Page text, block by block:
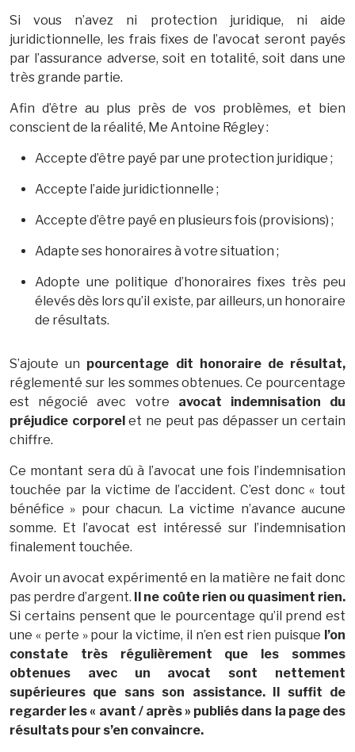
Si vous n’avez ni protection juridique, ni aide
juridictionnelle, les frais fixes de l’avocat seront payés
par l’assurance adverse, soit en totalité, soit dans une
très grande partie.
Afin d’être au plus près de vos problèmes, et bien
conscient de la réalité, Me Antoine Régley :
Accepte d’être payé par une protection juridique ;
Accepte l’aide juridictionnelle ;
Accepte d’être payé en plusieurs fois (provisions) ;
Adapte ses honoraires à votre situation ;
Adopte une politique d’honoraires fixes très peu
élevés dès lors qu’il existe, par ailleurs, un honoraire
de résultats.
S’ajoute un pourcentage dit honoraire de résultat,
réglementé sur les sommes obtenues. Ce pourcentage
est négocié avec votre avocat indemnisation du
préjudice corporelet ne peut pas dépasser un certain
chiffre.
Ce montant sera dû à l’avocat une fois l’indemnisation
touchée par la victime de l’accident. C’est donc « tout
bénéfice » pour chacun. La victime n’avance aucune
somme. Et l’avocat est intéressé sur l’indemnisation
finalement touchée.
Avoir un avocat expérimenté en la matière ne fait donc
pas perdre d’argent. Il ne coûte rien ou quasiment rien.
Si certains pensent que le pourcentage qu’il prend est
une « perte » pour la victime, il n’en est rien puisque l’on
constate très régulièrement que les sommes
obtenues avec un avocat sont nettement
supérieures que sans son assistance. Il suffit de
regarder les « avant / après » publiés dans la page des
résultats pour s’en convaincre.